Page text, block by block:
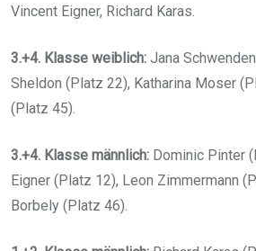
Vincent Eigner, Richard Karas.
3.+4. Klasse weiblich: Jana
Sheldon (Platz 22), Katharina Moser
(Platz 45).
3.+4. Klasse männlich: Dominic Pinter
Eigner (Platz 12), Leon Zimmermann
Borbely (Platz 46).